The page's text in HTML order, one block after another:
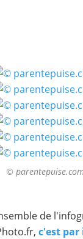
©
de
c'est par